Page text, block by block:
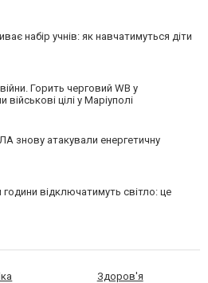
набір учнів: як навчатимуться діти
Горить черговий WB у
цілі у Маріуполі
знову атакували енергетичну
відключатимуть світло: це
Здоров'я